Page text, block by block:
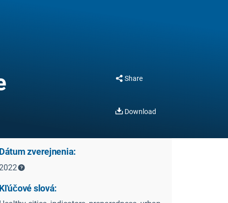
Share
Download
Dátum zverejnenia:
2022
Kľúčové slová: